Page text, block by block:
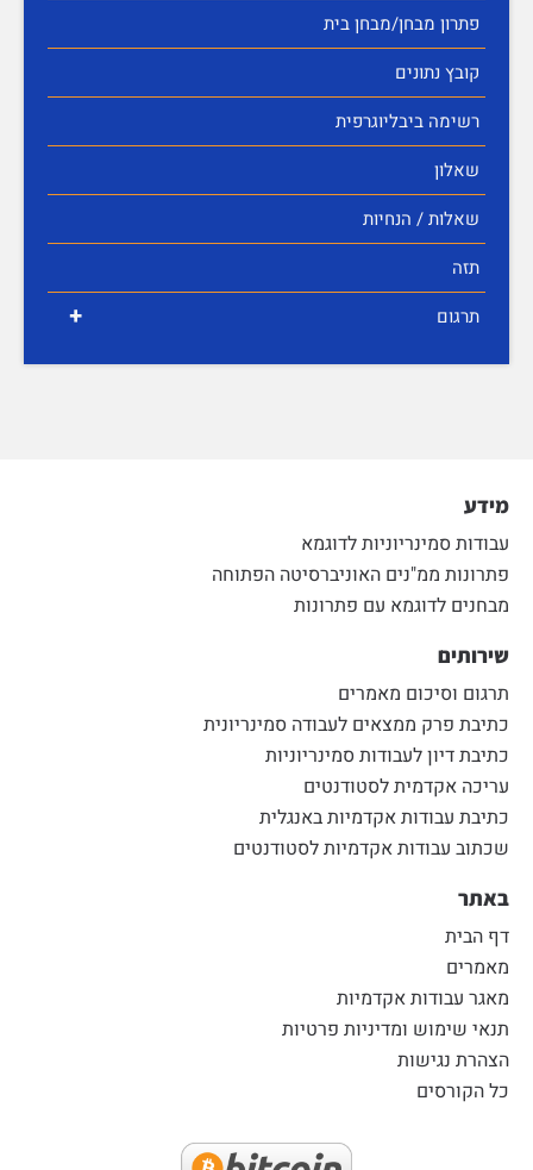
פתרון מבחן/מבחן בית
קובץ נתונים
רשימה ביבליוגרפית
שאלון
שאלות / הנחיות
תזה
+ תרגום
מידע
עבודות סמינריוניות לדוגמא
פתרונות ממ"נים האוניברסיטה הפתוחה
מבחנים לדוגמא עם פתרונות
שירותים
תרגום וסיכום מאמרים
כתיבת פרק ממצאים לעבודה סמינריונית
כתיבת דיון לעבודות סמינריוניות
עריכה אקדמית לסטודנטים
כתיבת עבודות אקדמיות באנגלית
שכתוב עבודות אקדמיות לסטודנטים
באתר
דף הבית
מאמרים
מאגר עבודות אקדמיות
תנאי שימוש ומדיניות פרטיות
הצהרת נגישות
כל הקורסים